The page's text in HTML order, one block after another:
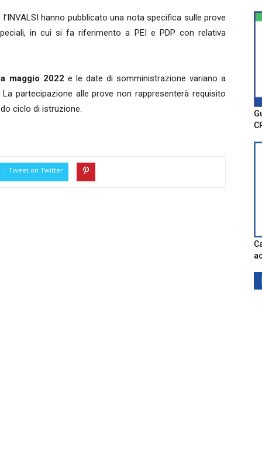
hanno pubblicato una nota specifica sulle prove
in cui si fa riferimento a PEI e PDP con relativa
maggio 2022 e le date di somministrazione variano a
partecipazione alle prove non rappresenterà requisito
ciclo di istruzione.
Tweet on Twitter